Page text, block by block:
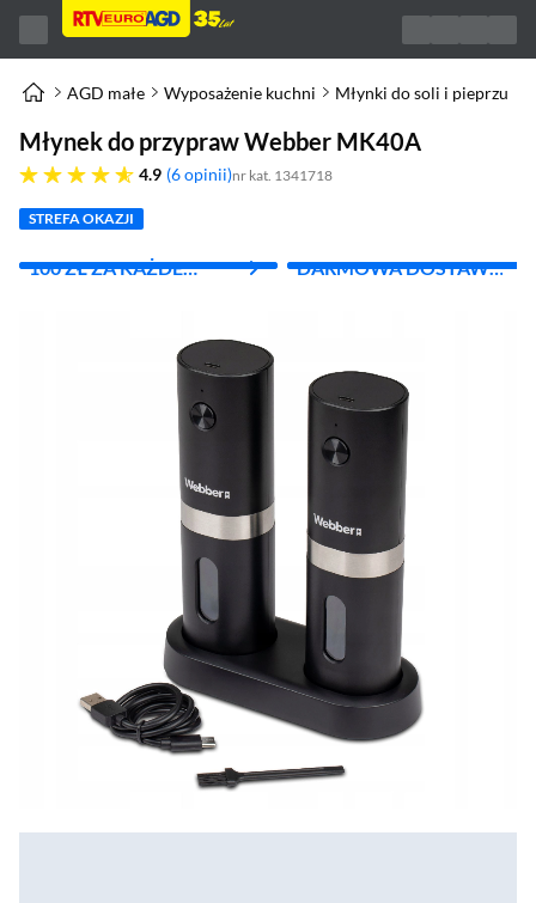
AGD małe Wyposażenie kuchni Młynki do soli i pieprzu
Młynek do przypraw Webber MK40A
4.9
4.9 gwiazdek 6 opinii nr kat. 1341718
STREFA OKAZJI
100 ZŁ ZA KAŻDE
DARMOWA DOSTAWA